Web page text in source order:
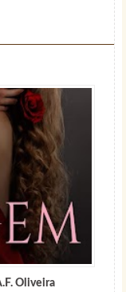
Oliveira